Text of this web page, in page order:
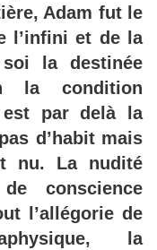
Adam fut le
l’infini et de la
la destinée
la condition
est par delà la
d’habit mais
nu. La nudité
conscience
l’allégorie de
la